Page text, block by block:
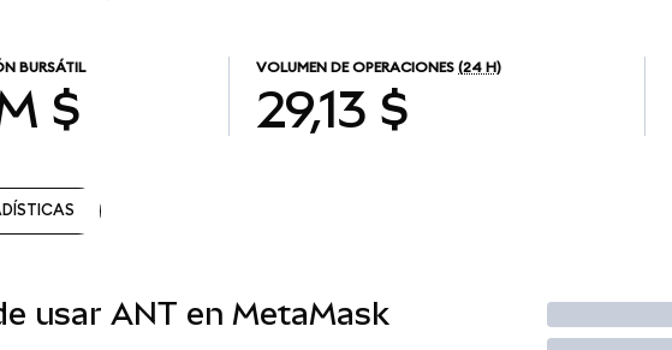
BURSÁTIL
$
VOLUMEN DE OPERACIONES (24 H)
29,13 $
usar ANT en MetaMask Operar